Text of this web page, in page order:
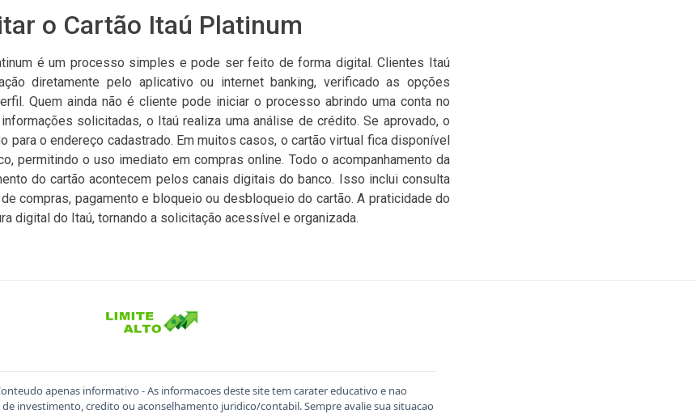
o Cartão Itaú Platinum
é um processo simples e pode ser feito de forma digital. Clientes Itaú
diretamente pelo aplicativo ou internet banking, verificado as opções
Quem ainda não é cliente pode iniciar o processo abrindo uma conta no
solicitadas, o Itaú realiza uma análise de crédito. Se aprovado, o
para o endereço cadastrado. Em muitos casos, o cartão virtual fica disponível
permitindo o uso imediato em compras online. Todo o acompanhamento da
do cartão acontecem pelos canais digitais do banco. Isso inclui consulta
compras, pagamento e bloqueio ou desbloqueio do cartão. A praticidade do
digital do Itaú, tornando a solicitação acessível e organizada.
apenas informativo - As informacoes deste site tem carater educativo e nao
investimento, credito ou aconselhamento juridico/contabil. Sempre avalie sua situacao